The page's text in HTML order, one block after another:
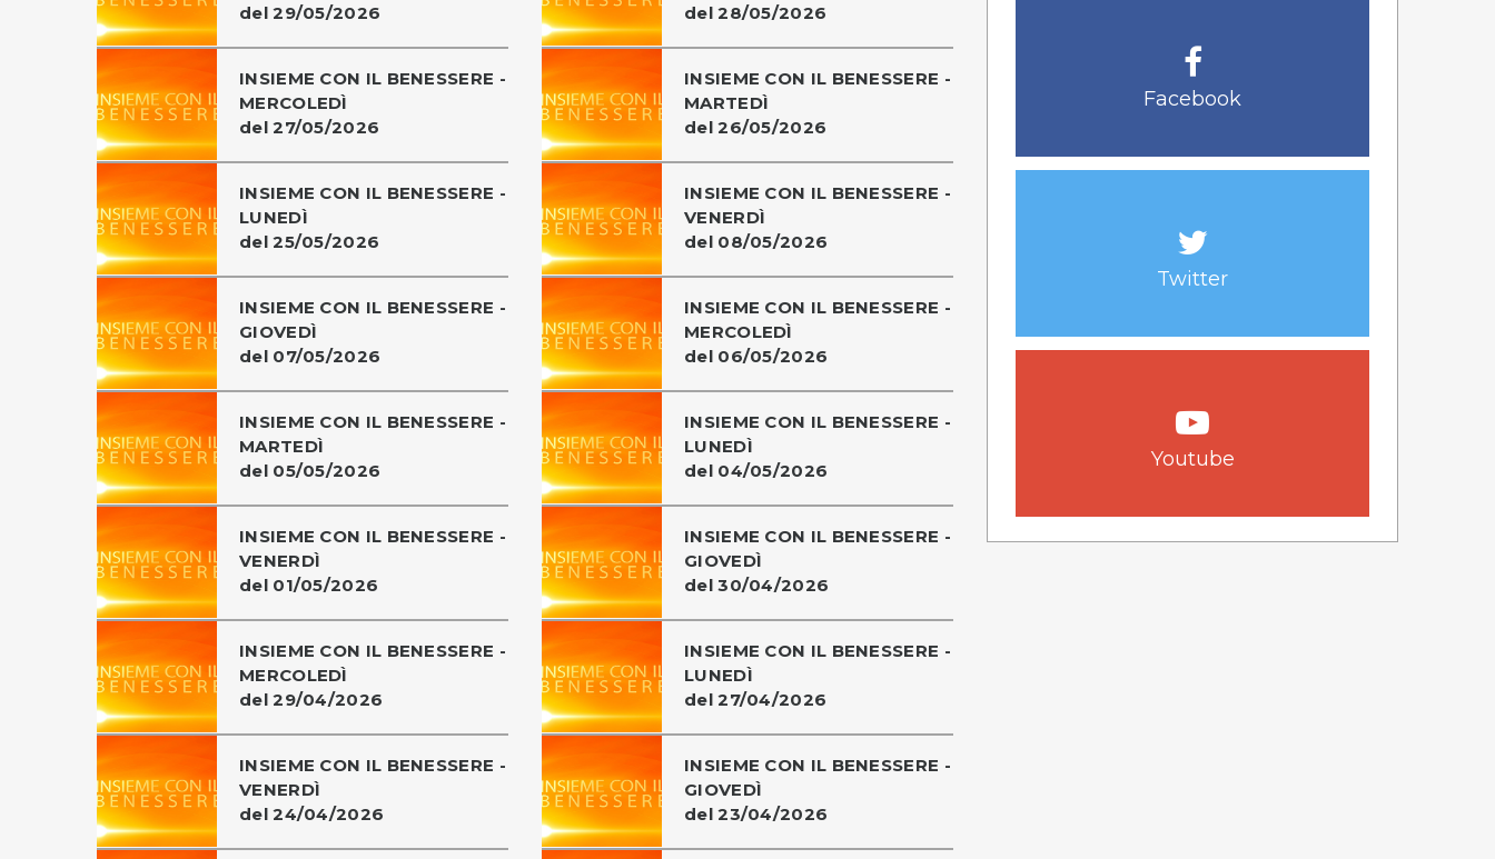
del 29/05/2026
del 28/05/2026
INSIEME CON IL BENESSERE -
MERCOLEDÌ
del 27/05/2026
INSIEME CON IL BENESSERE -
MARTEDÌ
del 26/05/2026
INSIEME CON IL BENESSERE -
LUNEDÌ
del 25/05/2026
INSIEME CON IL BENESSERE -
VENERDÌ
del 08/05/2026
INSIEME CON IL BENESSERE -
GIOVEDÌ
del 07/05/2026
INSIEME CON IL BENESSERE -
MERCOLEDÌ
del 06/05/2026
INSIEME CON IL BENESSERE -
MARTEDÌ
del 05/05/2026
INSIEME CON IL BENESSERE -
LUNEDÌ
del 04/05/2026
INSIEME CON IL BENESSERE -
VENERDÌ
del 01/05/2026
INSIEME CON IL BENESSERE -
GIOVEDÌ
del 30/04/2026
INSIEME CON IL BENESSERE -
MERCOLEDÌ
del 29/04/2026
INSIEME CON IL BENESSERE -
LUNEDÌ
del 27/04/2026
INSIEME CON IL BENESSERE -
VENERDÌ
del 24/04/2026
INSIEME CON IL BENESSERE -
GIOVEDÌ
del 23/04/2026
Facebook
Twitter
Youtube